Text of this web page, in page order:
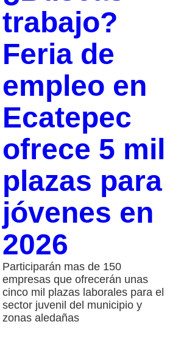
trabajo?
Feria de
empleo en
Ecatepec
ofrece 5 mil
plazas para
jóvenes en
2026
Participarán mas de 150
empresas que ofrecerán unas
cinco mil plazas laborales para el
sector juvenil del municipio y
zonas aledañas